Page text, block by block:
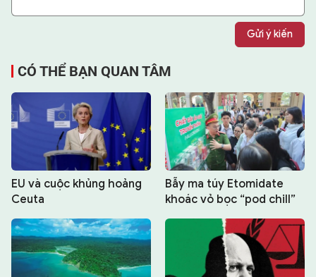
Gửi ý kiến
CÓ THỂ BẠN QUAN TÂM
EU và cuộc khủng hoảng
Ceuta
Bẫy ma túy Etomidate
khoác vỏ bọc “pod chill”